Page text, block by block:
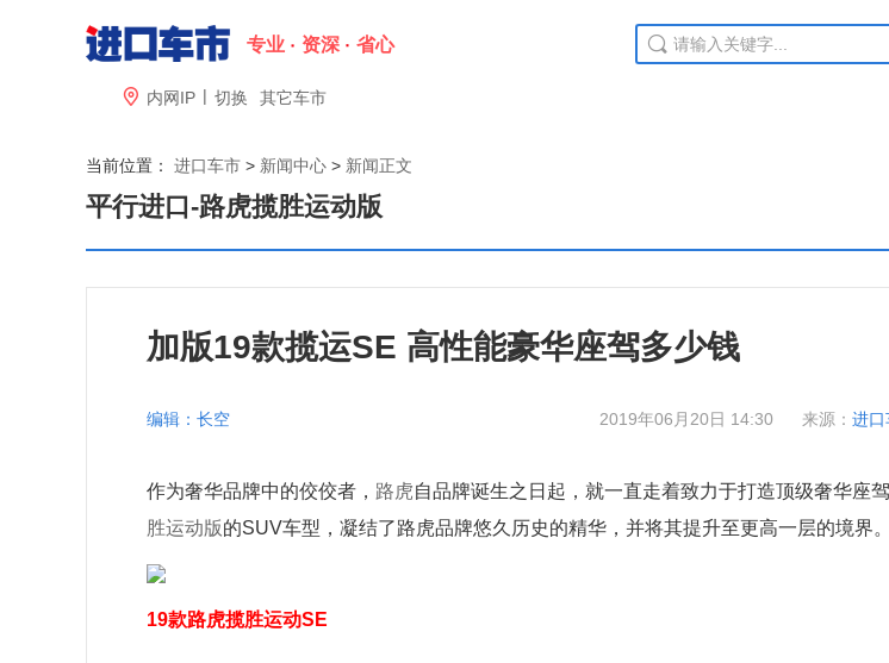
专业 资深 省心
 内网IP | 切换 其它车市
当前位置： 进口车市 > 新闻中心 > 新闻正文
平行进口-路虎揽胜运动版
加版19款揽运SE 高性能豪华座驾多少钱
编辑：长空 2019年06月20日 14:30 来源： 进口
作为奢华品牌中的佼佼者， 路虎自品牌诞生之日起，就一直走着致力于打造顶级奢华座
胜运动版的SUV车型，凝结了路虎品牌悠久历史的精华，并将其提升至更高一层的境界。
19款路虎揽胜运动SE